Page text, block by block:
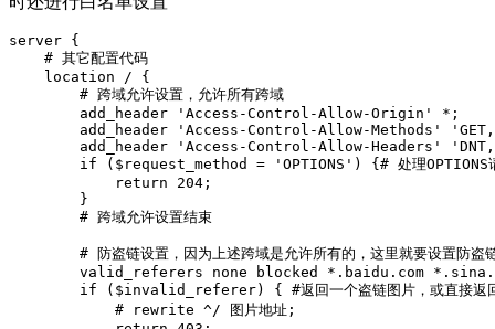
server {
# 其它配置代码
location / {
# 跨域允许设置，允许所有跨域
add_header 'Access-Control-Allow-Origin' *;
add_header 'Access-Control-Allow-Methods' 'GET,
add_header 'Access-Control-Allow-Headers'
if ($request_method = 'OPTIONS') {# 处理OPTIONS
return 204;
}
# 跨域允许设置结束
# 防盗链设置，因为上述跨域是允许所有的，这里就要设置防盗链
valid_referers none blocked *.baidu.com
if ($invalid_referer) { #返回一个盗链图片，或直接返
# rewrite ^/ 图片地址;